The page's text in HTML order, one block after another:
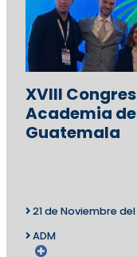
XVIII
Academia
Guatemala
21 de Noviembre
ADM